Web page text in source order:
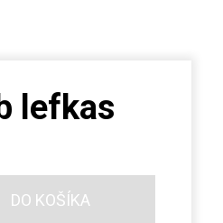
lefkas
DO KOŠÍKA